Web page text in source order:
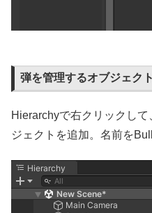
弾を管理するオブジェク
Hierarchyで右クリックし
ジェクトを追加。名前を